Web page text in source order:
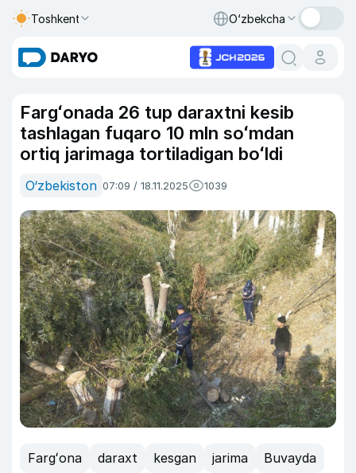
Toshkent O‘zbekcha
Fargʻonada 26 tup daraxtni kesib
tashlagan fuqaro 10 mln soʻmdan
ortiq jarimaga tortiladigan boʻldi
O‘zbekiston 07:09 / 18.11.2025 1039
Fargʻona daraxt kesgan jarima
Buvayda